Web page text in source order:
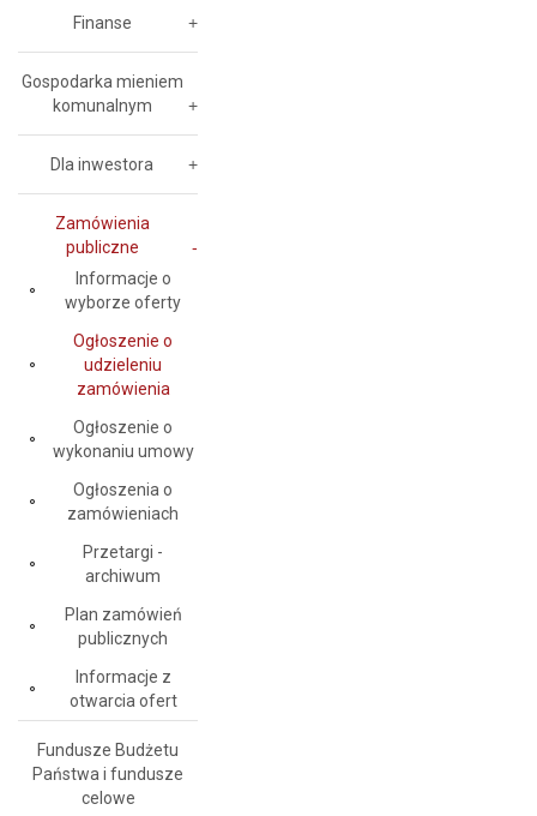
Finanse
Gospodarka mieniem
komunalnym
Dla inwestora
Zamówienia
publiczne
Informacje o
wyborze oferty
Ogłoszenie o
udzieleniu
zamówienia
Ogłoszenie o
wykonaniu umowy
Ogłoszenia o
zamówieniach
Przetargi -
archiwum
Plan zamówień
publicznych
Informacje z
otwarcia ofert
Fundusze Budżetu
Państwa i fundusze
celowe